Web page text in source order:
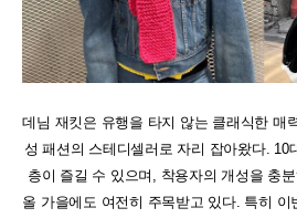
데님 재킷은 유행을 타지 않는 클래식한 매
성 패션의 스테디셀러로 자리 잡아왔다. 10
층이 즐길 수 있으며, 착용자의 개성을 충
올 가을에도 여전히 주목받고 있다. 특히 이